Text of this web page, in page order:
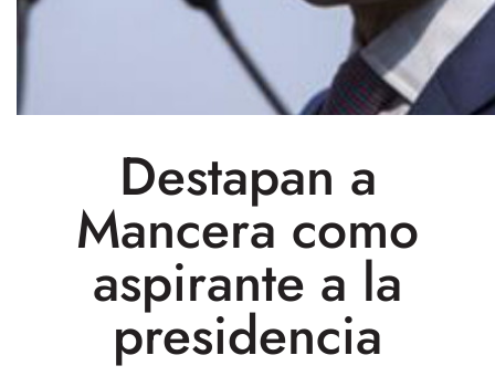
Destapan a
Mancera como
aspirante a la
presidencia